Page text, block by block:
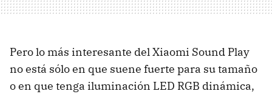
Pero lo más interesante del Xiaomi Sound Play
no está sólo en que suene fuerte para su tamaño
o en que tenga iluminación LED RGB dinámica,